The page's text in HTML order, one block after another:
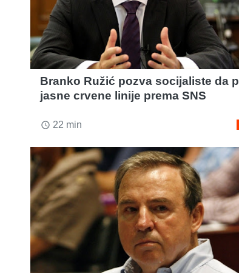
Branko Ružić pozva socijaliste da
jasne crvene linije prema SNS
access_time 22 min